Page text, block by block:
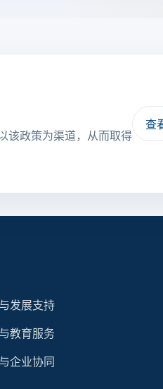
该政策为渠道，从而取得
查
发展支持
教育服务
企业协同